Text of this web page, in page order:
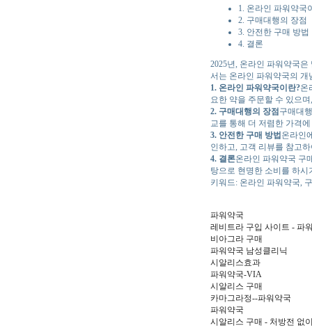
1. 온라인 파워약국
2. 구매대행의 장점
3. 안전한 구매 방법
4. 결론
2025년, 온라인 파워약국
서는 온라인 파워약국의
1. 온라인 파워약국이란?온
요한 약을 주문할 수 있으
2. 구매대행의 장점 구매대
교를 통해 더 저렴한 가격
3. 안전한 구매 방법 온라인
인하고, 고객 리뷰를 참고
4. 결론온라인 파워약국 구
탕으로 현명한 소비를 하시
키워드: 온라인 파워약국,
파워약국
레비트라 구입 사이트 - 파
비아그라 구매
파워약국 남성클리닉
시알리스효과
파워약국-VIA
시알리스 구매
카마그라정--파워약국
파워약국
시알리스 구매 - 처방전 없